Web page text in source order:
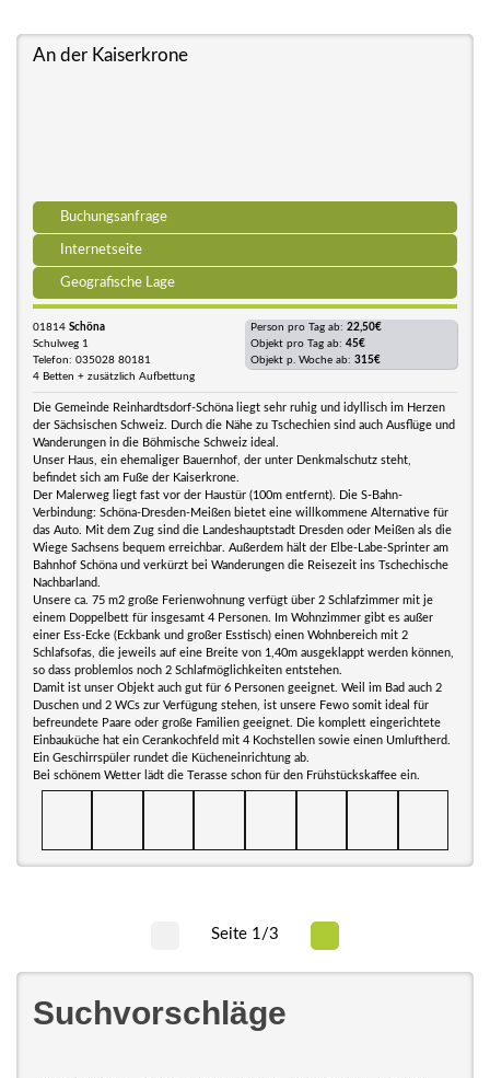
An der Kaiserkrone
Buchungsanfrage
Internetseite
Geografische Lage
01814 Schöna
Schulweg 1
Telefon: 035028 80181
4 Betten + zusätzlich Aufbettung
Person pro Tag ab: 22,50€
Objekt pro Tag ab: 45€
Objekt p. Woche ab: 315€
Die Gemeinde Reinhardtsdorf-Schöna liegt sehr ruhig und idyllisch im Herzen
der Sächsischen Schweiz. Durch die Nähe zu Tschechien sind auch Ausflüge und
Wanderungen in die Böhmische Schweiz ideal.
Unser Haus, ein ehemaliger Bauernhof, der unter Denkmalschutz steht,
befindet sich am Fuße der Kaiserkrone.
Der Malerweg liegt fast vor der Haustür (100m entfernt). Die S-Bahn-
Verbindung: Schöna-Dresden-Meißen bietet eine willkommene Alternative für
das Auto. Mit dem Zug sind die Landeshauptstadt Dresden oder Meißen als die
Wiege Sachsens bequem erreichbar. Außerdem hält der Elbe-Labe-Sprinter am
Bahnhof Schöna und verkürzt bei Wanderungen die Reisezeit ins Tschechische
Nachbarland.
Unsere ca. 75 m2 große Ferienwohnung verfügt über 2 Schlafzimmer mit je
einem Doppelbett für insgesamt 4 Personen. Im Wohnzimmer gibt es außer
einer Ess-Ecke (Eckbank und großer Esstisch) einen Wohnbereich mit 2
Schlafsofas, die jeweils auf eine Breite von 1,40m ausgeklappt werden können,
so dass problemlos noch 2 Schlafmöglichkeiten entstehen.
Damit ist unser Objekt auch gut für 6 Personen geeignet. Weil im Bad auch 2
Duschen und 2 WCs zur Verfügung stehen, ist unsere Fewo somit ideal für
befreundete Paare oder große Familien geeignet. Die komplett eingerichtete
Einbauküche hat ein Cerankochfeld mit 4 Kochstellen sowie einen Umluftherd.
Ein Geschirrspüler rundet die Kücheneinrichtung ab.
Bei schönem Wetter lädt die Terasse schon für den Frühstückskaffee ein.
Seite 1/3
Suchvorschläge